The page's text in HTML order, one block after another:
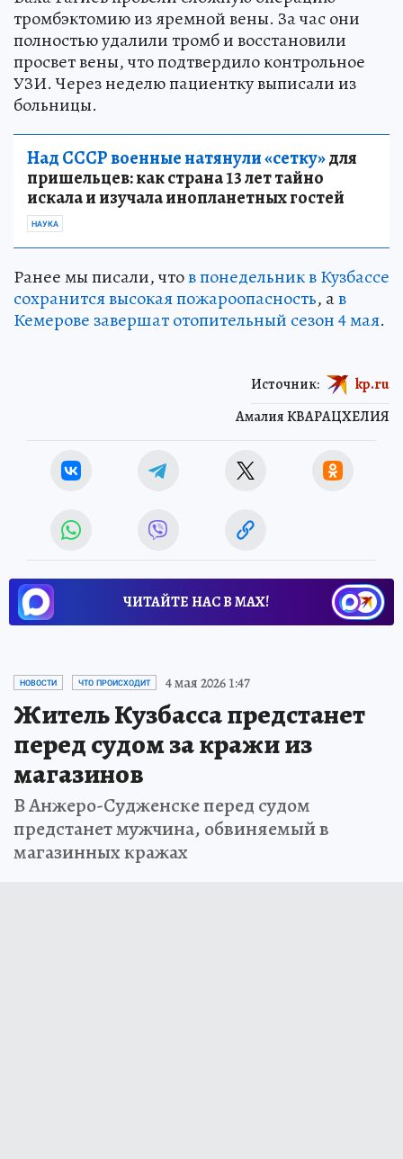
тромбэктомию из яремной вены. За час они
полностью удалили тромб и восстановили
просвет вены, что подтвердило контрольное
УЗИ. Через неделю пациентку выписали из
больницы.
Над СССР военные натянули «сетку»для
пришельцев: как страна 13 лет тайно
искала и изучала инопланетных гостей
НАУКА
Ранее мы писали, чтов понедельник в Кузбассе
сохранится высокая пожароопасность, ав
Кемерове завершат отопительный сезон 4 мая.
Амалия КВАРАЦХЕЛИЯ
Источник: kp.ru
ЧИТАЙТЕ НАС В МАХ!
НОВОСТИ ЧТО ПРОИСХОДИТ 4 мая 2026 1:47
Житель Кузбасса предстанет
перед судом за кражи из
магазинов
В Анжеро-Судженске перед судом
предстанет мужчина, обвиняемый в
магазинных кражах